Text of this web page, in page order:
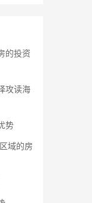
的投资
攻读海
势
域的房